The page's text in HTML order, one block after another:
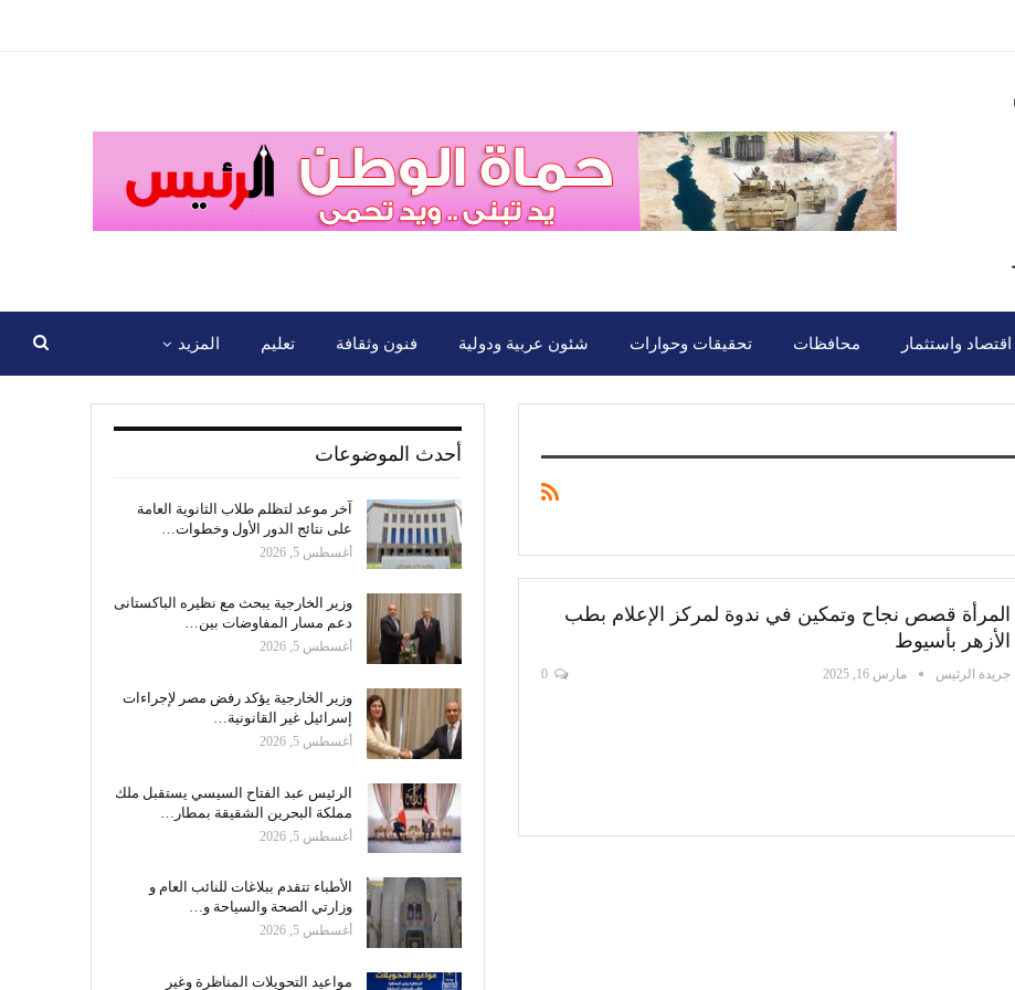
اقتصاد واستثمار محافظات تحقيقات وحوارات شئون عربية ودولية فنون وثقافة تعليم المزيد
المرأة قصص نجاح وتمكين في ندوة لمركز الإعلام بطب
الأزهر بأسيوط
جريدة الرئيس مارس 16, 2025
أحدث الموضوعات
آخر موعد لتظلم طلاب الثانوية العامة
على نتائج الدور الأول وخطوات…
أغسطس 5, 2026
وزير الخارجية يبحث مع نظيره الباكستانى
دعم مسار المفاوضات بين…
أغسطس 5, 2026
وزير الخارجية يؤكد رفض مصر لإجراءات
إسرائيل غير القانونية…
أغسطس 5, 2026
الرئيس عبد الفتاح السيسي يستقبل ملك
مملكة البحرين الشقيقة بمطار…
أغسطس 5, 2026
الأطباء تتقدم ببلاغات للنائب العام و
وزارتي الصحة والسياحة و…
أغسطس 5, 2026
مواعيد التحويلات المناظرة وغير